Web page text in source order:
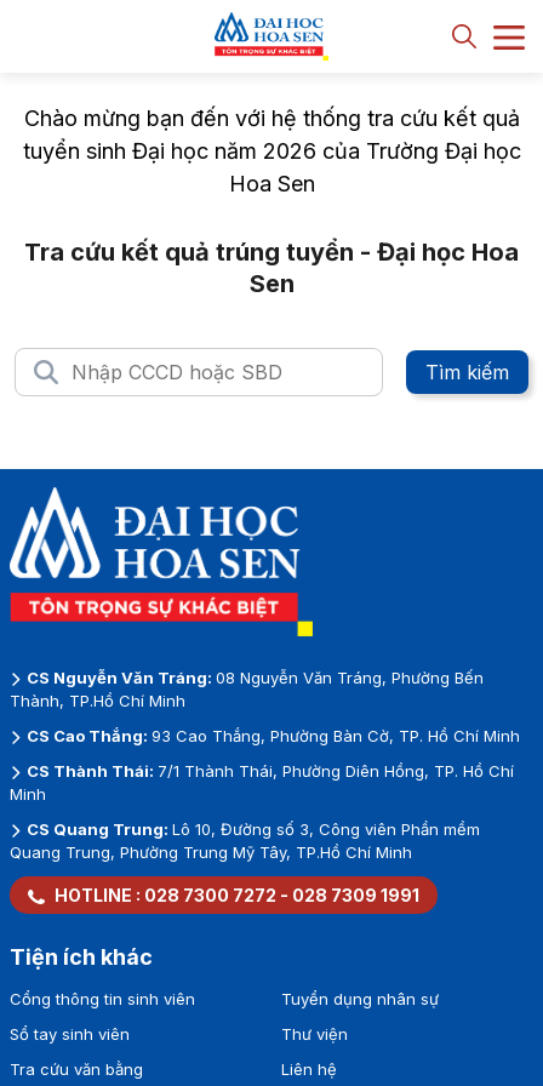
Chào mừng bạn đến với hệ thống tra cứu kết quả
tuyển sinh Đại học năm 2026 của Trường Đại học
Hoa Sen
Tra cứu kết quả trúng tuyển - Đại học Hoa
Sen
Tìm kiếm
CS Nguyễn Văn Tráng: 08 Nguyễn Văn Tráng, Phường Bến
Thành, TP.Hồ Chí Minh
CS Cao Thắng: 93 Cao Thắng, Phường Bàn Cờ, TP. Hồ Chí Minh
CS Thành Thái: 7/1 Thành Thái, Phường Diên Hồng, TP. Hồ Chí
Minh
CS Quang Trung: Lô 10, Đường số 3, Công viên Phần mềm
Quang Trung, Phường Trung Mỹ Tây, TP.Hồ Chí Minh
HOTLINE : 028 7300 7272 - 028 7309 1991
Tiện ích khác
Cổng thông tin sinh viên
Sổ tay sinh viên
Tra cứu văn bằng
Tuyển dụng nhân sự
Thư viện
Liên hệ